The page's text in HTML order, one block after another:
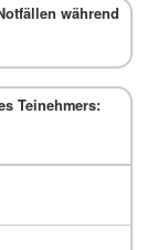
während
Teinehmers: